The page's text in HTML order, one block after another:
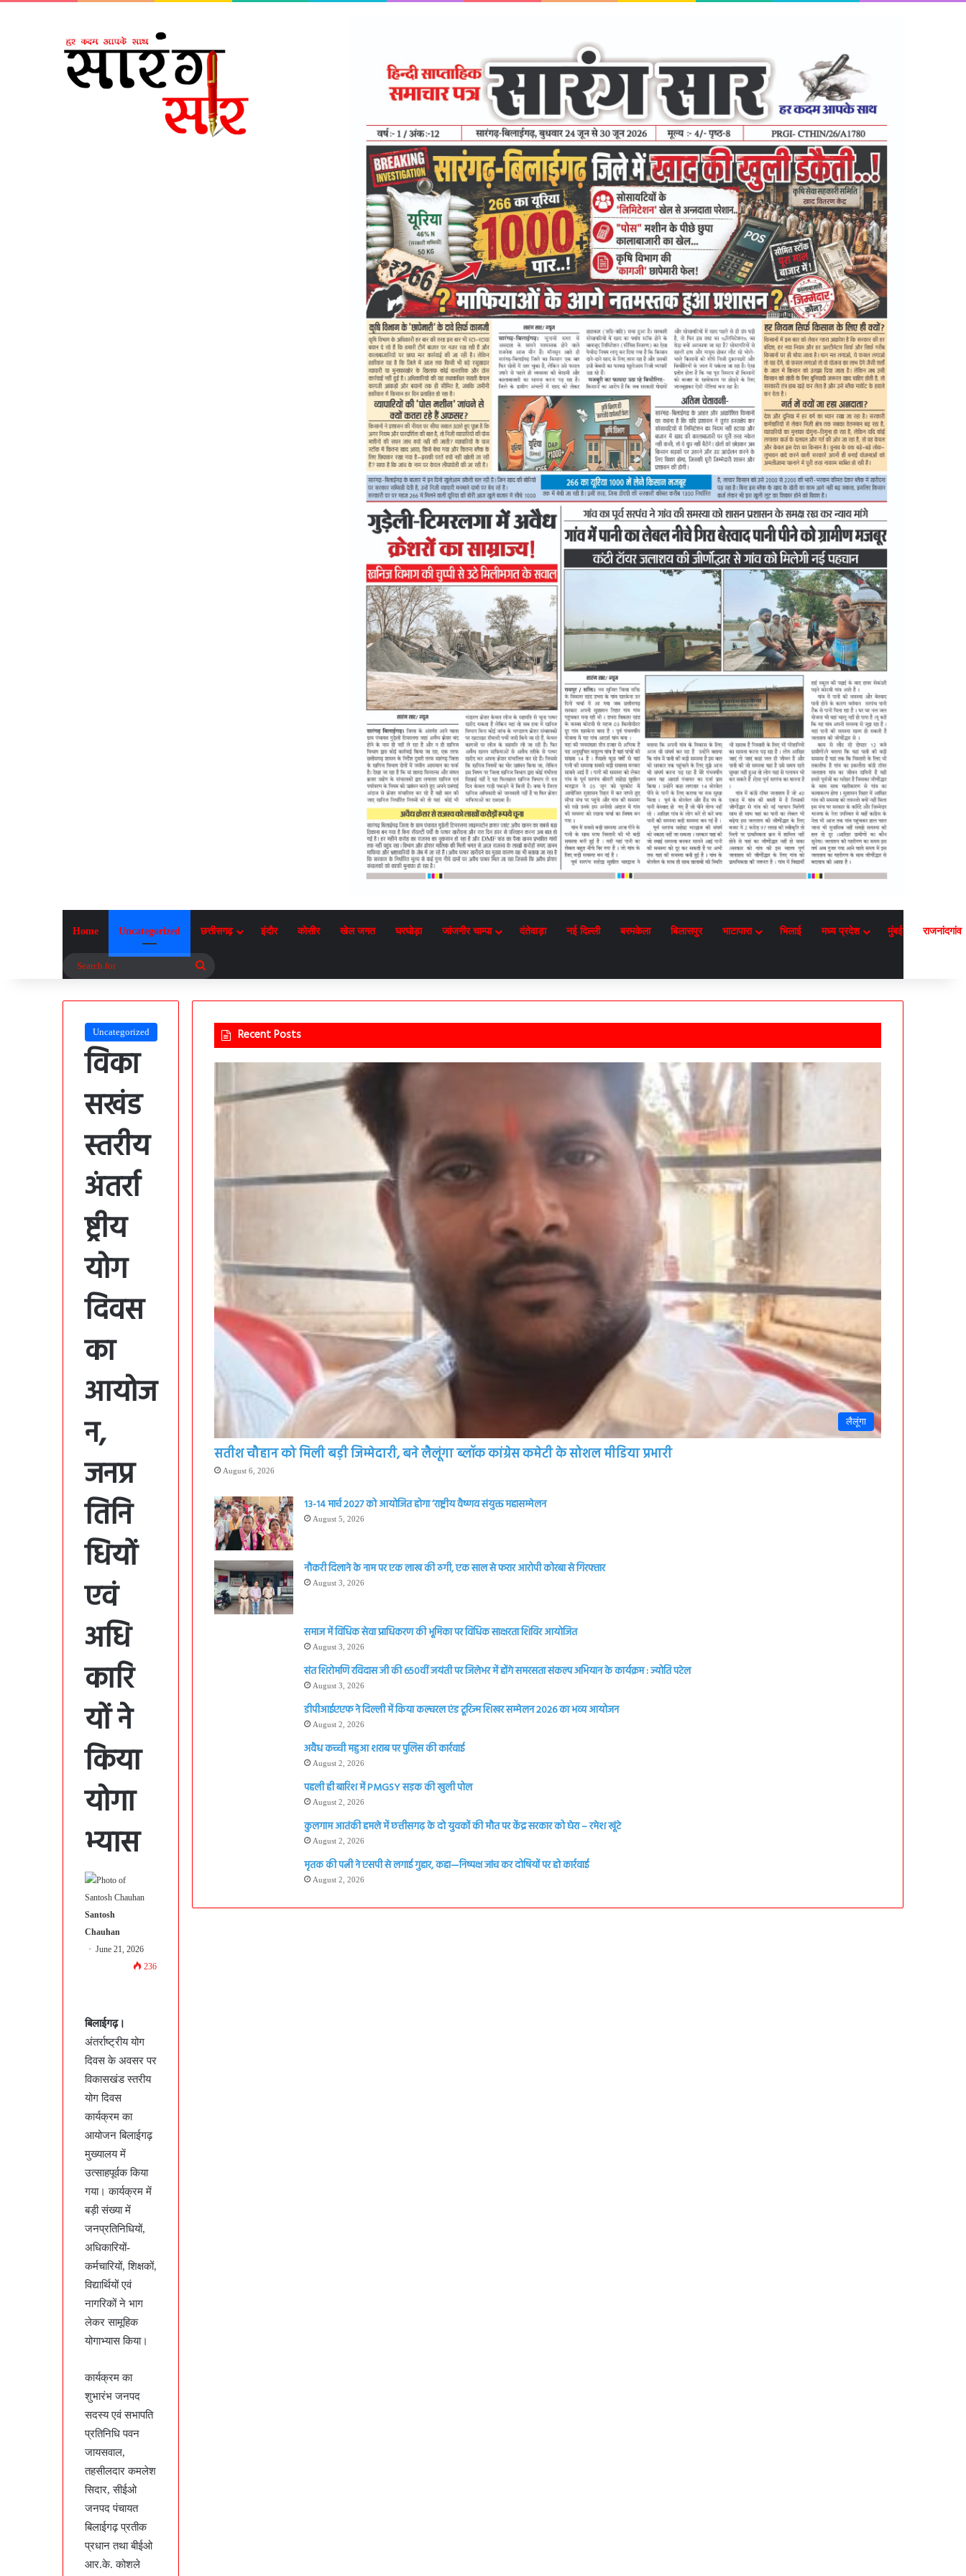
Home Uncategorized छत्तीसगढ़ इंदौर कोसीर खेल जगत घरघोड़ा जांजगीर चाम्पा दंतेवाड़ा नई दिल्ली बरमकेला बिलासपुर भाटापारा भिलाई मध्य प्रदेश मुंबई राजनांदगांव
Uncategorized
विका
सखंड
स्तरीय
अंतर्रा
ष्ट्रीय
योग
दिवस
का
आयोज
न,
जनप्र
तिनि
धियों
एवं
अधि
कारि
यों ने
किया
योगा
भ्यास
Santosh
Chauhan
June 21, 2026
236
बिलाईगढ़।
अंतर्राष्ट्रीय योग
दिवस के अवसर पर
विकासखंड स्तरीय
योग दिवस
कार्यक्रम का
आयोजन बिलाईगढ़
मुख्यालय में
उत्साहपूर्वक किया
गया। कार्यक्रम में
बड़ी संख्या में
जनप्रतिनिधियों,
अधिकारियों-
कर्मचारियों, शिक्षकों,
विद्यार्थियों एवं
नागरिकों ने भाग
लेकर सामूहिक
योगाभ्यास किया।
कार्यक्रम का
शुभारंभ जनपद
सदस्य एवं सभापति
प्रतिनिधि पवन
जायसवाल,
तहसीलदार कमलेश
सिदार, सीईओ
जनपद पंचायत
बिलाईगढ़ प्रतीक
प्रधान तथा बीईओ
आर.के. कोशले
Recent Posts
लैलूंगा
सतीश चौहान को मिली बड़ी जिम्मेदारी, बने लैलूंगा ब्लॉक कांग्रेस कमेटी के सोशल मीडिया प्रभारी
August 6, 2026
13-14 मार्च 2027 को आयोजित होगा ‘राष्ट्रीय वैष्णव संयुक्त महासम्मेलन
August 5, 2026
नौकरी दिलाने के नाम पर एक लाख की ठगी, एक साल से फरार आरोपी कोरबा से गिरफ्तार
August 3, 2026
समाज में विधिक सेवा प्राधिकरण की भूमिका पर विधिक साक्षरता शिविर आयोजित
August 3, 2026
संत शिरोमणि रविदास जी की 650वीं जयंती पर जिलेभर में होंगे समरसता संकल्प अभियान के कार्यक्रम : ज्योति पटेल
August 3, 2026
डीपीआईएएफ ने दिल्ली में किया कल्चरल एंड टूरिज्म शिखर सम्मेलन 2026 का भव्य आयोजन
August 2, 2026
अवैध कच्ची महुआ शराब पर पुलिस की कार्रवाई
August 2, 2026
पहली ही बारिश में PMGSY सड़क की खुली पोल
August 2, 2026
कुलगाम आतंकी हमले में छत्तीसगढ़ के दो युवकों की मौत पर केंद्र सरकार को घेरा – रमेश खूंटे
August 2, 2026
मृतक की पत्नी ने एसपी से लगाई गुहार, कहा—निष्पक्ष जांच कर दोषियों पर हो कार्रवाई
August 2, 2026